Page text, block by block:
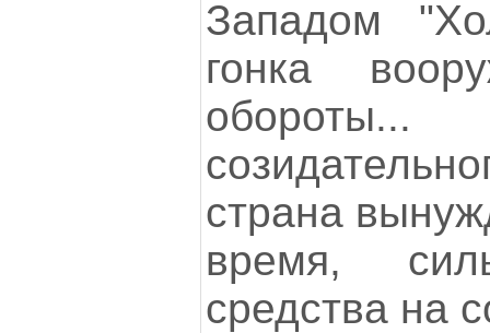
Западом
гонка
страна
время,
средства на